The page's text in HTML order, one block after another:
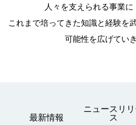
人々を支えられる事業に
これまで培ってきた知識と経験を
可能性を広げていき
最新情報
ニュースリ
ス